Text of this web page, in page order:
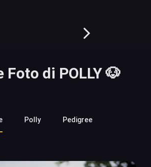
Foto di POLLY 🐶
Polly Pedigree